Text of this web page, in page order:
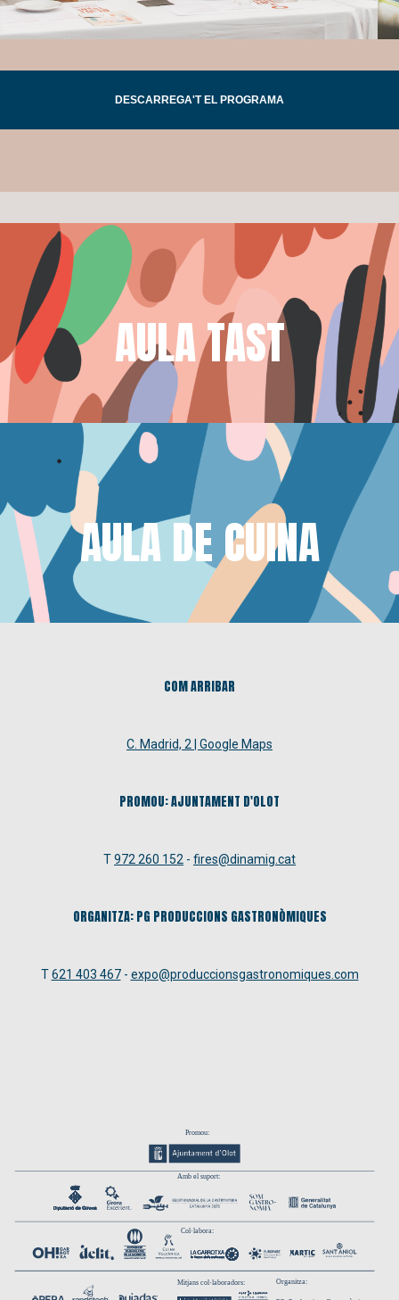
DESCARREGA'T EL PROGRAMA
AULA TAST
AULA DE CUINA
COM ARRIBAR
C. Madrid, 2 | Google Maps
PROMOU: AJUNTAMENT D'OLOT
T972 260 152 - fires@dinamig.cat
ORGANITZA: PG PRODUCCIONS GASTRONÒMIQUES
T621 403 467- expo@produccionsgastronomiques.com